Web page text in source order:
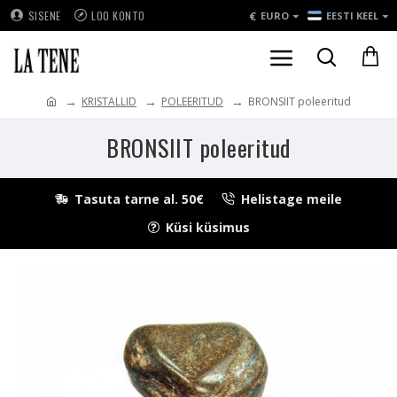
SISENE LOO KONTO € EURO EESTI KEEL
KRISTALLID POLEERITUD BRONSIIT poleeritud
BRONSIIT poleeritud
Tasuta tarne al. 50€
Helistage meile
Küsi küsimus